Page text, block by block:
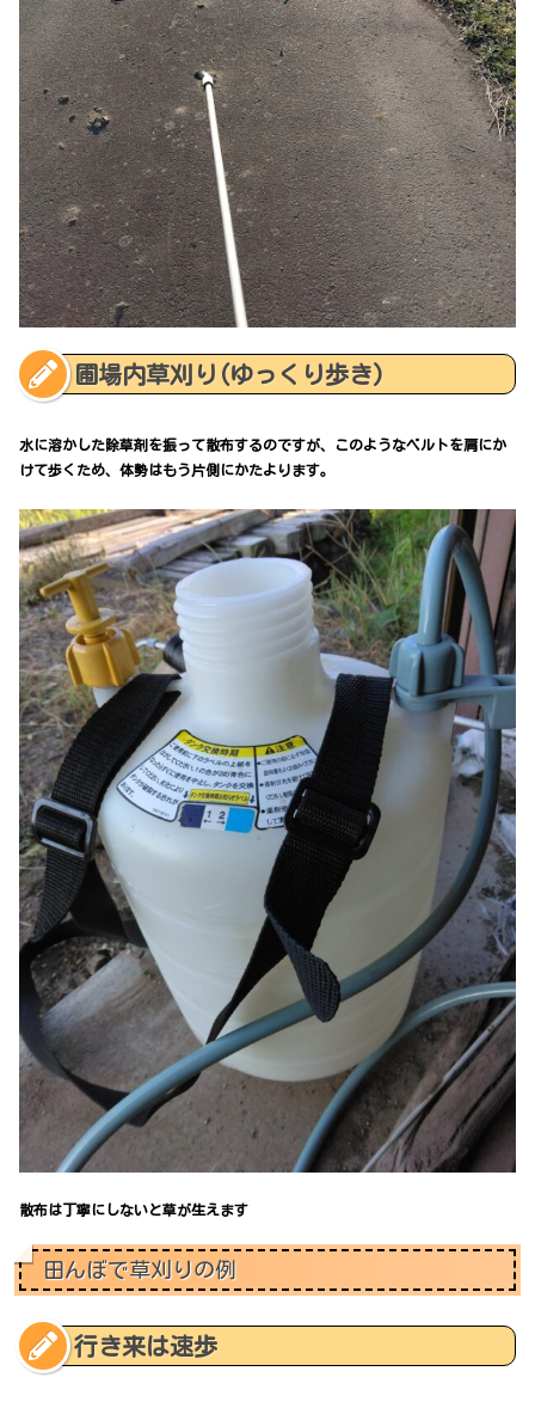
圃場内草刈り(ゆっくり歩き)
水に溶かした除草剤を振って散布するのですが、このようなベルトを肩にか
けて歩くため、体勢はもう片側にかたよります。
散布は丁寧にしないと草が生えます
田んぼで草刈りの例
行き来は速歩